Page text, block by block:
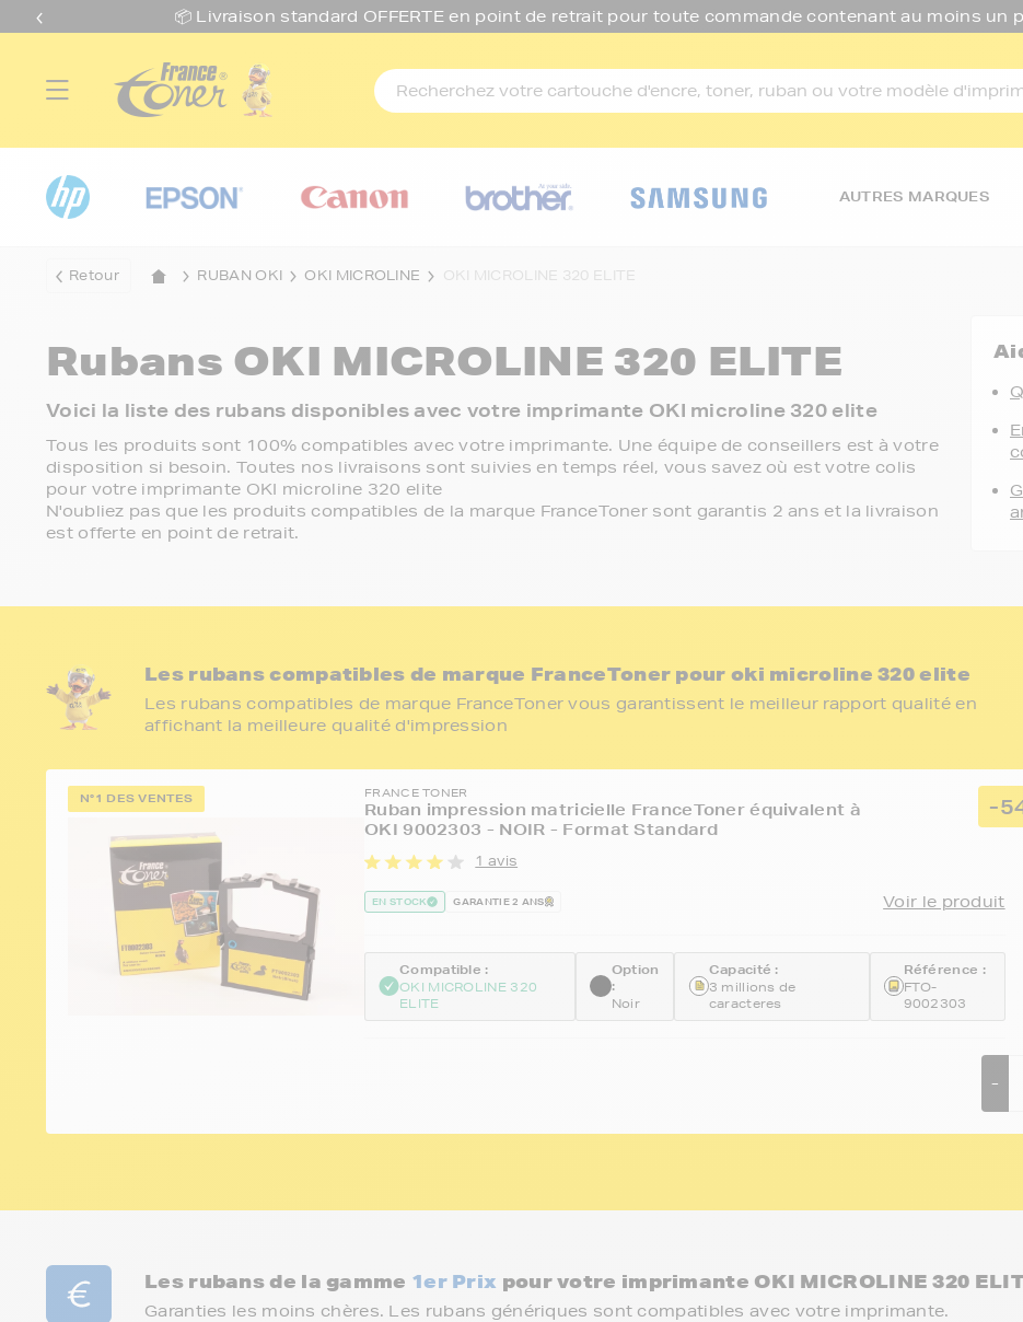
📦 Livraison standard OFFERTE en point de retrait pour toute commande contenant au moins un
AUTRES MARQUES
Retour RUBAN OKI OKI MICROLINE OKI MICROLINE 320 ELITE
Rubans OKI MICROLINE 320 ELITE
Voici la liste des rubans disponibles avec votre imprimante OKI microline 320 elite
Tous les produits sont 100% compatibles avec votre imprimante. Une équipe de conseillers est à votre
disposition si besoin. Toutes nos livraisons sont suivies en temps réel, vous savez où est votre colis
pour votre imprimante OKI microline 320 elite
N'oubliez pas que les produits compatibles de la marque FranceToner sont garantis 2 ans et la livraison
est offerte en point de retrait.
Les rubans compatibles de marque FranceToner pour oki microline 320 elite
Les rubans compatibles de marque FranceToner vous garantissent le meilleur rapport qualité en
affichant la meilleure qualité d'impression
N°1 DES VENTES -
FRANCE TONER
Ruban impression matricielle FranceToner équivalent à
OKI 9002303 - NOIR - Format Standard
1 avis
EN STOCK GARANTIE 2 ANS Voir le produit
Compatible :
OKI MICROLINE 320
ELITE
Option
:
Noir
Capacité :
3 millions de
caracteres
Référence :
FTO-
9002303
-
Les rubans de la gamme 1er Prix pour votre imprimante OKI MICROLINE 320
Garanties les moins chères. Les rubans génériques sont compatibles avec votre imprimante.